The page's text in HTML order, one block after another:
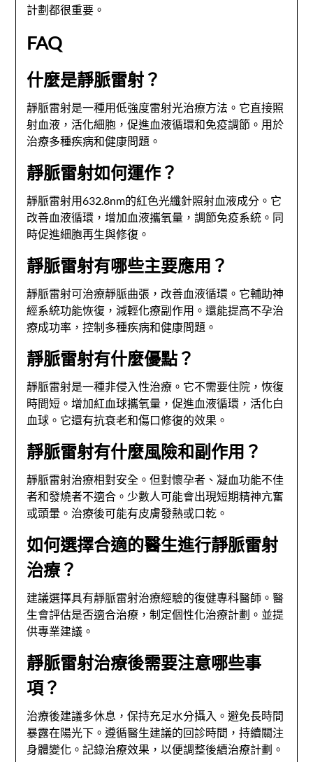
計劃都很重要。
FAQ
什麼是靜脈雷射？
靜脈雷射是一種用低強度雷射光治療方法。它直接照
射血液，活化細胞，促進血液循環和免疫調節。用於
治療多種疾病和健康問題。
靜脈雷射如何運作？
靜脈雷射用632.8nm的紅色光纖針照射血液成分。它
改善血液循環，增加血液攜氧量，調節免疫系統。同
時促進細胞再生與修復。
靜脈雷射有哪些主要應用？
靜脈雷射可治療靜脈曲張，改善血液循環。它輔助神
經系統功能恢復，減輕化療副作用。還能提高不孕治
療成功率，控制多種疾病和健康問題。
靜脈雷射有什麼優點？
靜脈雷射是一種非侵入性治療。它不需要住院，恢復
時間短。增加紅血球攜氧量，促進血液循環，活化白
血球。它還有抗衰老和傷口修復的效果。
靜脈雷射有什麼風險和副作用？
靜脈雷射治療相對安全。但對懷孕者、凝血功能不佳
者和發燒者不適合。少數人可能會出現短期精神亢奮
或頭暈。治療後可能有皮膚發熱或口乾。
如何選擇合適的醫生進行靜脈雷射
治療？
建議選擇具有靜脈雷射治療經驗的復健專科醫師。醫
生會評估是否適合治療，制定個性化治療計劃。並提
供專業建議。
靜脈雷射治療後需要注意哪些事
項？
治療後建議多休息，保持充足水分攝入。避免長時間
暴露在陽光下。遵循醫生建議的回診時間，持續關注
身體變化。記錄治療效果，以便調整後續治療計劃。